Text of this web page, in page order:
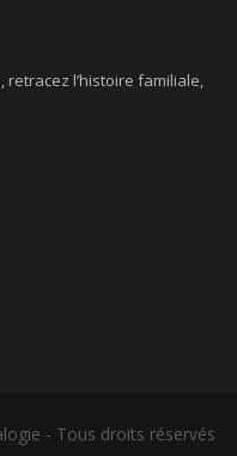
l’histoire familiale,
- Tous droits réservés